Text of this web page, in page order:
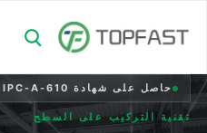
حاصل على شهادة IPC-A-610 من الفئة 3
تقنية التركيب على السطح